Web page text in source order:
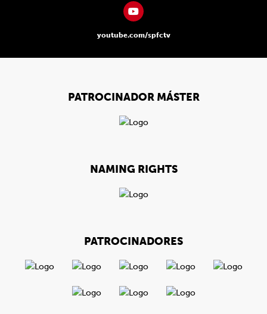
youtube.com/spfctv
PATROCINADOR MÁSTER
NAMING RIGHTS
PATROCINADORES